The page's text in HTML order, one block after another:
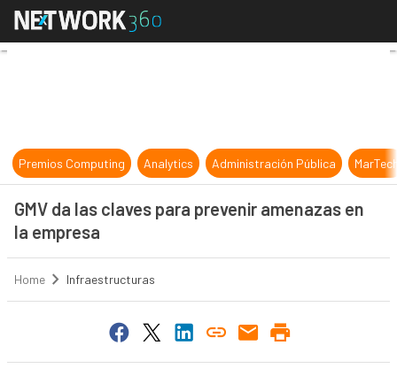
GMV da las claves para prevenir
Premios Computing Analytics Administración Pública
GMV da las claves para prevenir amenazas en
la empresa
Home Infraestructuras